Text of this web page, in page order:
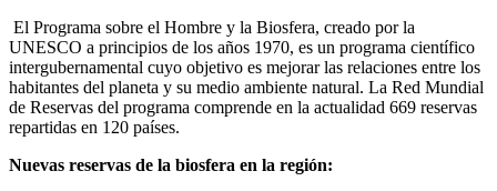
El Programa sobre el Hombre y la Biosfera, creado por la
UNESCO a principios de los años 1970, es un programa científico
intergubernamental cuyo objetivo es mejorar las relaciones entre los
habitantes del planeta y su medio ambiente natural. La Red Mundial
de Reservas del programa comprende en la actualidad 669 reservas
repartidas en 120 países.
Nuevas reservas de la biosfera en la región: